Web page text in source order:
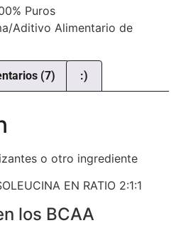
Puros
Aditivo Alimentario de
(7) :)
o otro ingrediente
EN RATIO 2:1:1
los BCAA